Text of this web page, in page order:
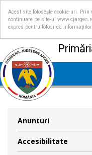
Acest site folosește cookie-uri.
continuare pe site-ul
expres pentru folosirea informațiilor
Anunturi
Accesibilitate